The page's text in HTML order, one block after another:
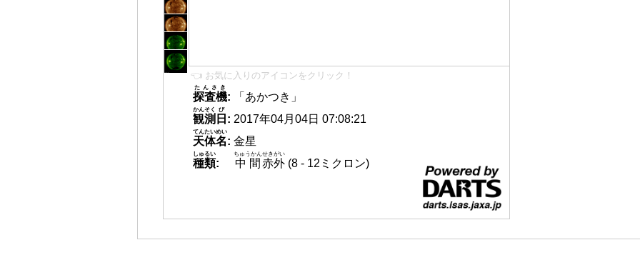
👈 お気に入りのアイコンをクリック！
探査機
たんさき
:
「あかつき」
観測
かんそく
日
び
: 2017年04月04日 07:08:21
天体名
てんたいめい
: 金星
種類
しゅるい
: 中間
ちゅうかん
赤外
せきがい
(8 - 12ミクロン)